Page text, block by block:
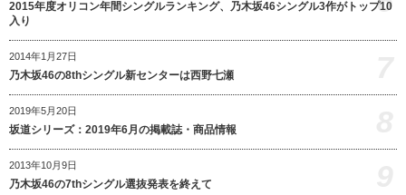
2015年度オリコン年間シングルランキング、乃木坂46シングル3作がトップ10
入り
2014年1月27日
乃木坂46の8thシングル新センターは西野七瀬
2019年5月20日
坂道シリーズ：2019年6月の掲載誌・商品情報
2013年10月9日
乃木坂46の7thシングル選抜発表を終えて